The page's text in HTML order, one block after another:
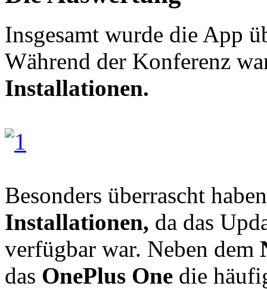
Insgesamt wurde die App
Während der Konferenz
Installationen.
Besonders überrascht
Installationen, da das
verfügbar war. Neben dem
das OnePlus One die